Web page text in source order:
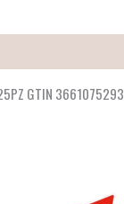
GTIN